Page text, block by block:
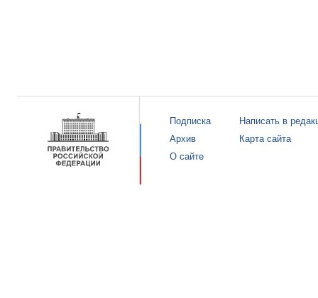
Подписка
Архив
О сайте
Написать в
Карта сайта